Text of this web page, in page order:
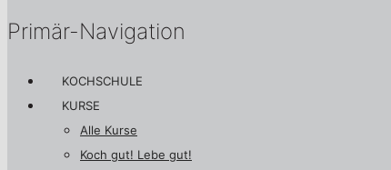
Primär-Navigation
KOCHSCHULE
KURSE
Alle Kurse
Koch gut! Lebe gut!